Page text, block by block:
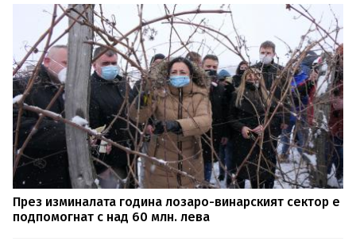
През изминалата година лозаро-винарският сектор е
подпомогнат с над 60 млн. лева